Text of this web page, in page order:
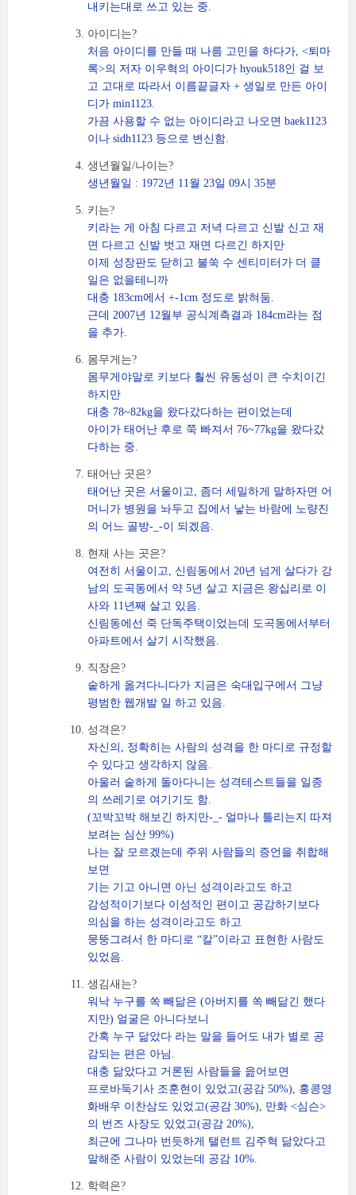
내키는대로 쓰고 있는 중.
아이디는?
처음 아이디를 만들 때 나름 고민을 하다가, <퇴마
록>의 저자 이우혁의 아이디가 hyouk518인 걸 보
고 고대로 따라서 이름끝글자 + 생일로 만든 아이
디가 min1123.
가끔 사용할 수 없는 아이디라고 나오면 baek1123
이나 sidh1123 등으로 변신함.
생년월일/나이는?
생년월일 : 1972년 11월 23일 09시 35분
키는?
키라는 게 아침 다르고 저녁 다르고 신발 신고 재
면 다르고 신발 벗고 재면 다르긴 하지만
이제 성장판도 닫히고 불쑥 수 센티미터가 더 클
일은 없을테니까
대충 183cm에서 +-1cm 정도로 밝혀둠.
근데 2007년 12월부 공식계측결과 184cm라는 점
을 추가.
몸무게는?
몸무게야말로 키보다 훨씬 유동성이 큰 수치이긴
하지만
대충 78~82kg을 왔다갔다하는 편이었는데
아이가 태어난 후로 쭉 빠져서 76~77kg을 왔다갔
다하는 중.
태어난 곳은?
태어난 곳은 서울이고, 좀더 세밀하게 말하자면 어
머니가 병원을 놔두고 집에서 낳는 바람에 노량진
의 어느 골방-_-이 되겠음.
현재 사는 곳은?
여전히 서울이고, 신림동에서 20년 넘게 살다가 강
남의 도곡동에서 약 5년 살고 지금은 왕십리로 이
사와 11년째 살고 있음.
신림동에선 죽 단독주택이었는데 도곡동에서부터
아파트에서 살기 시작했음.
직장은?
숱하게 옮겨다니다가 지금은 숙대입구에서 그냥
평범한 웹개발 일 하고 있음.
성격은?
자신의, 정확히는 사람의 성격을 한 마디로 규정할
수 있다고 생각하지 않음.
아울러 숱하게 돌아다니는 성격테스트들을 일종
의 쓰레기로 여기기도 함.
(꼬박꼬박 해보긴 하지만-_- 얼마나 틀리는지 따져
보려는 심산 99%)
나는 잘 모르겠는데 주위 사람들의 증언을 취합해
보면
기는 기고 아니면 아닌 성격이라고도 하고
감성적이기보다 이성적인 편이고 공감하기보다
의심을 하는 성격이라고도 하고
뭉뚱그려서 한 마디로 “칼”이라고 표현한 사람도
있었음.
생김새는?
워낙 누구를 쏙 빼닮은 (아버지를 쏙 빼닮긴 했다
지만) 얼굴은 아니다보니
간혹 누구 닮았다 라는 말을 들어도 내가 별로 공
감되는 편은 아님.
대충 닮았다고 거론된 사람들을 읊어보면
프로바둑기사 조훈현이 있었고(공감 50%), 홍콩영
화배우 이찬삼도 있었고(공감 30%), 만화 <심슨>
의 번즈 사장도 있었고(공감 20%),
최근에 그나마 번듯하게 탤런트 김주혁 닮았다고
말해준 사람이 있었는데 공감 10%.
학력은?